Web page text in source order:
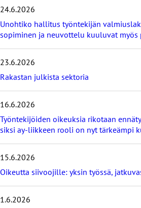
i
m
e
i
m
t
b
o
g
i
24.6.2026
Unohtiko hallitus työntekijän
sopiminen ja neuvottelu kuuluvat
23.6.2026
Rakastan julkista sektoria
16.6.2026
Työntekijöiden oikeuksia rikotaan
siksi ay-liikkeen rooli on nyt tärkeämpi
15.6.2026
Oikeutta siivoojille: yksin työssä,
1.6.2026